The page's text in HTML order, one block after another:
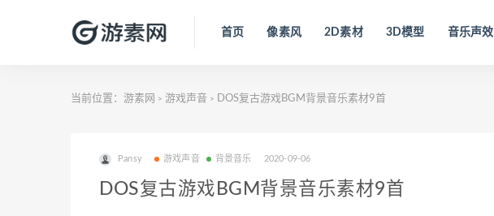
首页 像素风 2D素材 3D模型 音乐声效
当前位置： 游素网 > 游戏声音 > DOS复古游戏BGM背景音乐素材9首
Pansy 游戏声音 背景音乐 2020-09-06
DOS复古游戏BGM背景音乐素材9首